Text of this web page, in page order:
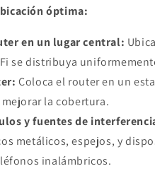
óptima:
en un lugar central:
se distribuya
Coloca el router en un
la cobertura.
y fuentes de
metálicos, espejos, y
inalámbricos.